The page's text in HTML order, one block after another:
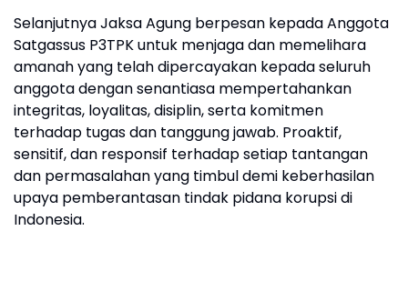
Selanjutnya Jaksa Agung berpesan kepada Anggota
Satgassus P3TPK untuk menjaga dan memelihara
amanah yang telah dipercayakan kepada seluruh
anggota dengan senantiasa mempertahankan
integritas, loyalitas, disiplin, serta komitmen
terhadap tugas dan tanggung jawab. Proaktif,
sensitif, dan responsif terhadap setiap tantangan
dan permasalahan yang timbul demi keberhasilan
upaya pemberantasan tindak pidana korupsi di
Indonesia.